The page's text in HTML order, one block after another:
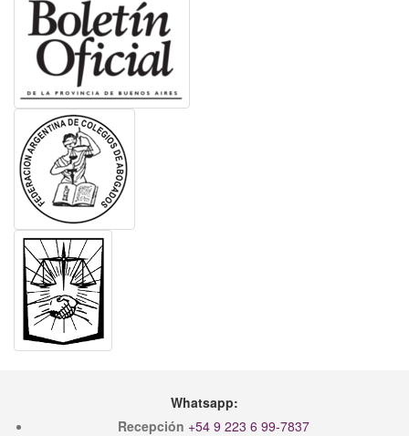
Whatsapp:
Recepción +54 9 223 6 99-7837